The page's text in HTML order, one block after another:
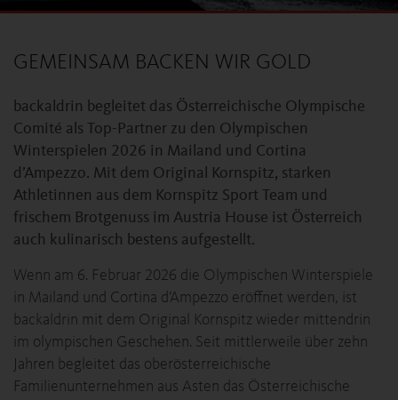
GEMEINSAM BACKEN WIR GOLD
backaldrin begleitet das Österreichische Olympische
Comité als Top-Partner zu den Olympischen
Winterspielen 2026 in Mailand und Cortina
d’Ampezzo. Mit dem Original Kornspitz, starken
Athletinnen aus dem Kornspitz Sport Team und
frischem Brotgenuss im Austria House ist Österreich
auch kulinarisch bestens aufgestellt.
Wenn am 6. Februar 2026 die Olympischen Winterspiele
in Mailand und Cortina d’Ampezzo eröffnet werden, ist
backaldrin mit dem Original Kornspitz wieder mittendrin
im olympischen Geschehen. Seit mittlerweile über zehn
Jahren begleitet das oberösterreichische
Familienunternehmen aus Asten das Österreichische